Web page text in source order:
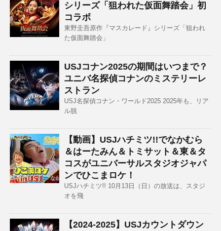
シリーズ「狙われた仮面舞踏会」初
コラボ
東野圭吾原作『マスカレード』シリーズ「狙われ
た仮面舞踏会」
USJコナン2025の期間はいつまで？
ユニバ名探偵コナンのミステリーレ
ストラン
USJ名探偵コナン・ワールド2025 2025年も、リア
ル脱
【動画】USJハチミツ!!でなかむら
＆はーたみん＆トミサット＆東＆タ
コスがユニバーサルスタジオジャパ
ンでひこまロケ！
USJハチミツ!! 10月13日（日）の放送は、スタジ
オを飛
【2024-2025】USJカウントダウン